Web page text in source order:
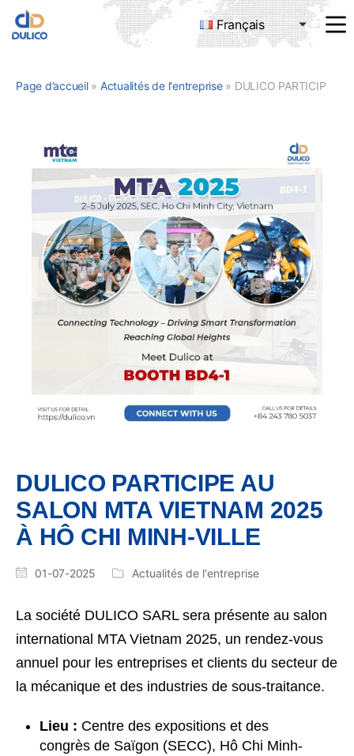
TRADING
DULICO
Français
Page d’accueil» Actualités de l'entreprise» DULICO PARTICIPE AU SALON MTA VIETNAM 2025 À HÔ CHI MINH-VILLE
DULICO PARTICIPE AU
SALON MTA VIETNAM 2025
À HÔ CHI MINH-VILLE
01-07-2025 Actualités de l'entreprise
La société DULICO SARL sera présente au salon
international MTA Vietnam 2025, un rendez-vous
annuel pour les entreprises et clients du secteur de
la mécanique et des industries de sous-traitance.
Lieu : Centre des expositions et des
congrès de Saïgon (SECC), Hô Chi Minh-